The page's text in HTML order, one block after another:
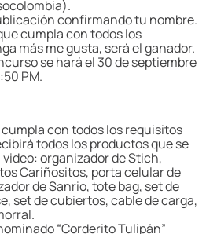
confirmando tu nombre.
cumpla con todos los
más me gusta, será el ganador.
se hará el 30 de septiembre
PM.
con todos los requisitos
todos los productos que se
organizador de Stich,
Cariñositos, porta celular de
de Sanrio, tote bag, set de
set de cubiertos, cable de carga,
“Corderito Tulipán”